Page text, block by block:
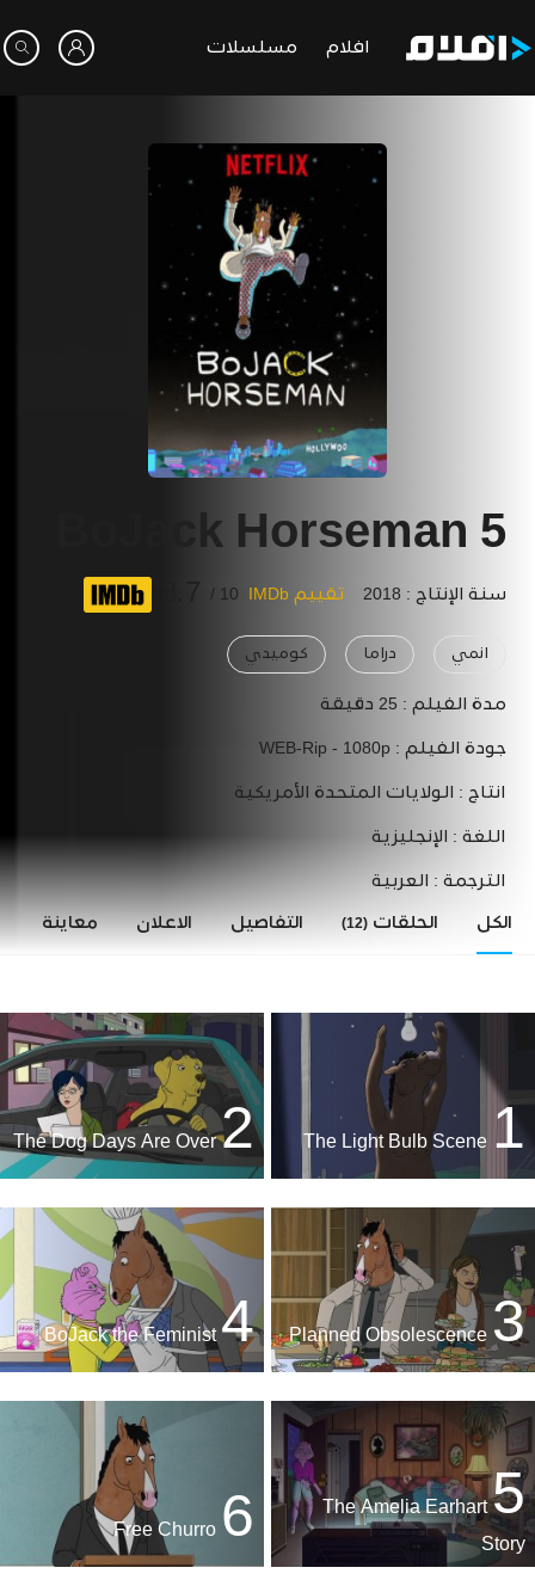
افلام مسلسلات
BoJack Horseman 5
سنة الإنتاج : 2018 تقييم IMDb 10 /
انمي دراما كوميدي
مدة الفيلم : 25 دقيقة
جودة الفيلم : WEB-Rip - 1080p
انتاج : الولايات المتحدة الأمريكية
اللغة : الإنجليزية
الترجمة : العربية
الكل الحلقات (12) التفاصيل الاعلان معاينة
1
2
The Dog Days Are Over
3
4
BoJack the Feminist
5
The Amelia Earhart
Story
6